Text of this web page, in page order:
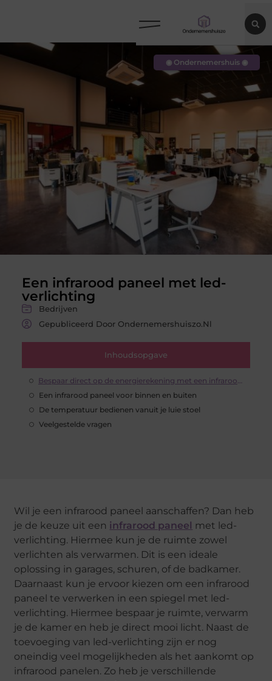
Een infrarood paneel met led-
verlichting
Bedrijven
Gepubliceerd Door Ondernemershuiszo.nl
Inhoudsopgave
Een infrarood paneel voor binnen en buiten
De temperatuur bedienen vanuit je luie stoel
Veelgestelde vragen
◉ Ondernemershuis ◉
Wil je een infrarood paneel aanschaffen? Dan heb
je de keuze uit een infrarood paneel met led-
verlichting. Hiermee kun je de ruimte zowel
verlichten als verwarmen. Dit is een ideale
oplossing in garages, schuren, of de badkamer.
Daarnaast kun je ervoor kiezen om een infrarood
paneel te verwerken in een spiegel met led-
verlichting. Hiermee bespaar je ruimte, verwarm
je de kamer en heb je direct mooi licht. Naast de
toevoeging van led-verlichting zijn er nog
oneindig veel mogelijkheden als het aankomt op
infrarood panelen. Zo heb je verschillende